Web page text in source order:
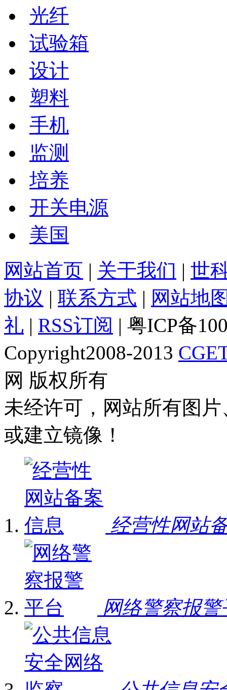
光纤
试验箱
设计
塑料
手机
监测
培养
开关电源
美国
网站首页 | 关于我们 | 世
协议 | 联系方式 | 网站地
礼 | RSS订阅 | 粤ICP备
Copyright2008-2013
网 版权所有
未经许可，网站所有图
或建立镜像！
经营性网站
网络警察报警